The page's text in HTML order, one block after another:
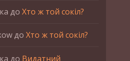
до Хто ж той сокіл?
до Хто ж той сокіл?
до Видатний